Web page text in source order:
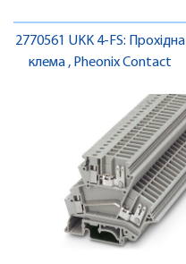
2770561 UKK 4-FS: Прохідна
клема , Pheonix Contact